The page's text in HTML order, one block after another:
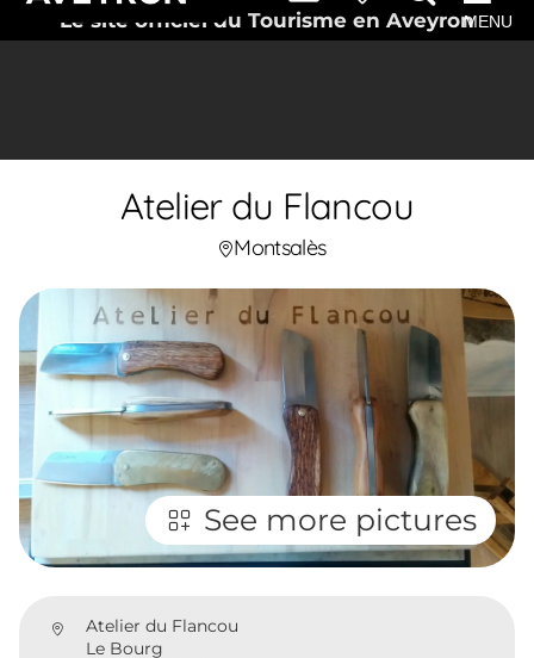
Le site officiel du Tourisme en AveyronMENU
Atelier du Flancou
Montsalès
See more pictures
Atelier du Flancou
Le Bourg